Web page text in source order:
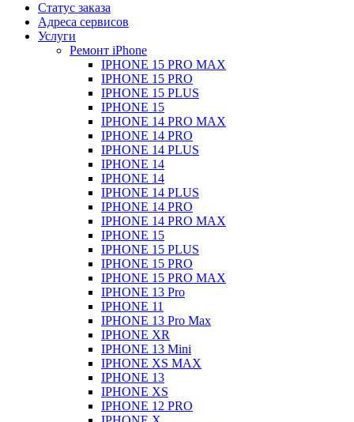
Статус заказа
Адреса сервисов
Услуги
Ремонт iPhone
IPHONE 15 PRO MAX
IPHONE 15 PRO
IPHONE 15 PLUS
IPHONE 15
IPHONE 14 PRO MAX
IPHONE 14 PRO
IPHONE 14 PLUS
IPHONE 14
IPHONE 14
IPHONE 14 PLUS
IPHONE 14 PRO
IPHONE 14 PRO MAX
IPHONE 15
IPHONE 15 PLUS
IPHONE 15 PRO
IPHONE 15 PRO MAX
IPHONE 13 Pro
IPHONE 11
IPHONE 13 Pro Max
IPHONE XR
IPHONE 13 Mini
IPHONE XS MAX
IPHONE 13
IPHONE XS
IPHONE 12 PRO